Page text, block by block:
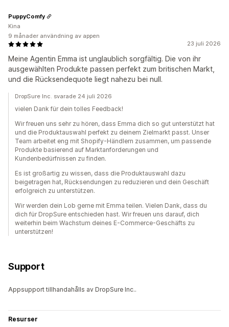
23 juli 2026
Meine Agentin Emma ist unglaublich sorgfältig. Die von ihr
ausgewählten Produkte passen perfekt zum britischen Markt,
und die Rücksendequote liegt nahezu bei null.
PuppyComfy
Kina
9 månader användning av appen
DropSure Inc. svarade 24 juli 2026
vielen Dank für dein tolles Feedback!
Wir freuen uns sehr zu hören, dass Emma dich so gut unterstützt hat
und die Produktauswahl perfekt zu deinem Zielmarkt passt. Unser
Team arbeitet eng mit Shopify-Händlern zusammen, um passende
Produkte basierend auf Marktanforderungen und
Kundenbedürfnissen zu finden.
Es ist großartig zu wissen, dass die Produktauswahl dazu
beigetragen hat, Rücksendungen zu reduzieren und dein Geschäft
erfolgreich zu unterstützen.
Wir werden dein Lob gerne mit Emma teilen. Vielen Dank, dass du
dich für DropSure entschieden hast. Wir freuen uns darauf, dich
weiterhin beim Wachstum deines E-Commerce-Geschäfts zu
unterstützen!
Support
Appsupport tillhandahålls av DropSure Inc..
Resurser